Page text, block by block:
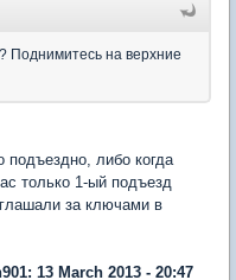
Поднимитесь на верхние
либо когда
только 1-ый подъезд
за ключами в
13 March 2013 - 20:47